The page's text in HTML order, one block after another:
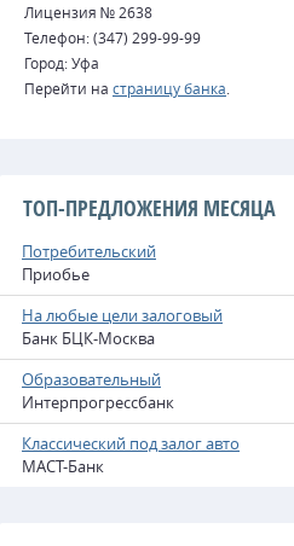
Лицензия № 2638
Телефон: (347) 299-99-99
Город: Уфа
Перейти на страницу банка
ТОП-ПРЕДЛОЖЕНИЯ МЕСЯЦА
Потребительский
Приобье
На любые цели залоговый
Банк БЦК-Москва
Образовательный
Интерпрогрессбанк
Классический под залог авто
МАСТ-Банк